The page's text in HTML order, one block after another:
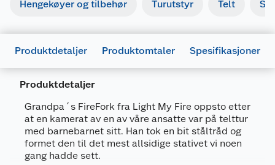
Hengekøyer og tilbehør Turutstyr Telt
Produktdetaljer Produktomtaler Spesifikasjoner
Produktdetaljer
Grandpa´s FireFork fra Light My Fire oppsto etter
at en kamerat av en av våre ansatte var på telttur
med barnebarnet sitt. Han tok en bit ståltråd og
formet den til det mest allsidige stativet vi noen
gang hadde sett.
Artikkelnummer
7331423011636
Leverandørens artikkelnummer
2302011313
Størrelse